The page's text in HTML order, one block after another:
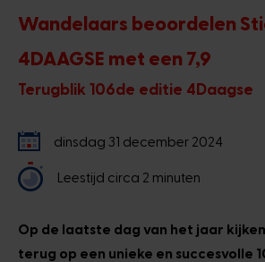
Wandelaars beoordelen
4DAAGSE met een 7,9
Terugblik 106de editie 4Daagse
dinsdag 31 december 2024
Leestijd circa 2 minuten
Op de laatste dag van het jaar
terug op een unieke en succesvolle